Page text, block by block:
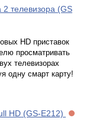
2 телевизора (GS
HD приставок
просматривать
телевизорах
одну смарт карту!
HD (GS-E212)